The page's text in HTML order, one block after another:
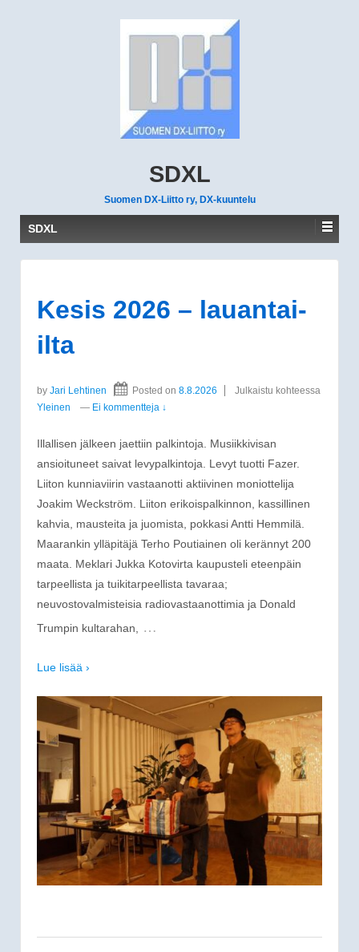
SDXL
Suomen DX-Liitto ry, DX-kuuntelu
SDXL
Kesis 2026 – lauantai-
ilta
by Jari Lehtinen Posted on 8.8.2026
Julkaistu kohteessa
Yleinen
— Ei kommentteja ↓
Illallisen jälkeen jaettiin palkintoja. Musiikkivisan
ansioituneet saivat levypalkintoja. Levyt tuotti Fazer.
Liiton kunniaviirin vastaanotti aktiivinen moniottelija
Joakim Weckström. Liiton erikoispalkinnon, kassillinen
kahvia, mausteita ja juomista, pokkasi Antti Hemmilä.
Maarankin ylläpitäjä Terho Poutiainen oli kerännyt 200
maata. Meklari Jukka Kotovirta kaupusteli eteenpäin
tarpeellista ja tuikitarpeellista tavaraa;
neuvostovalmisteisia radiovastaanottimia ja Donald
Trumpin kultarahan,
…
Lue lisää ›